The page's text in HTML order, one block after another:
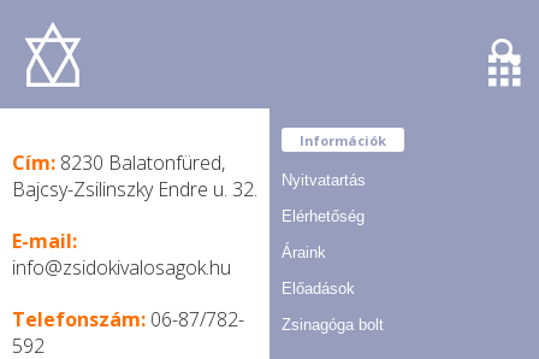
Cím: 8230 Balatonfüred,
Bajcsy-Zsilinszky Endre u. 32.
E-mail:
info@zsidokivalosagok.hu
Telefonszám: 06-87/782-
592
Információk
Nyitvatartás
Elérhetőség
Áraink
Előadások
Zsinagóga bolt